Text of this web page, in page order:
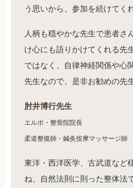
う思いから、参加を続けてく
人柄も穏やかな先生で患者さ
け心にも語りかけてくれる先
ではなく、自律神経関係や心
先生なので、是非お勧めの先
肘井博行先生
エルボ・整骨院院長
柔道整復師・鍼灸按摩マッサージ師
東洋・西洋医学、古武道など
ね、自然法則に則った整体法